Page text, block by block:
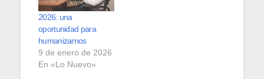
2026: una
oportunidad para
humanizarnos
9 de enero de 2026
En «Lo Nuevo»